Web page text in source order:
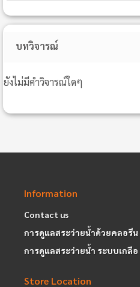
บทวิจารณ์
ยังไม่มีคำวิจารณ์ใดๆ
Information
Contact us
การดูแลสระว่ายน้ำด้วยคลอรีน
การดูแลสระว่ายน้ำ ระบบเกลือ
Store Location